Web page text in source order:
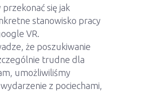
przekonać się jak
stanowisko pracy
VR.
że poszukiwanie
trudne dla
umożliwiliśmy
z pociechami,